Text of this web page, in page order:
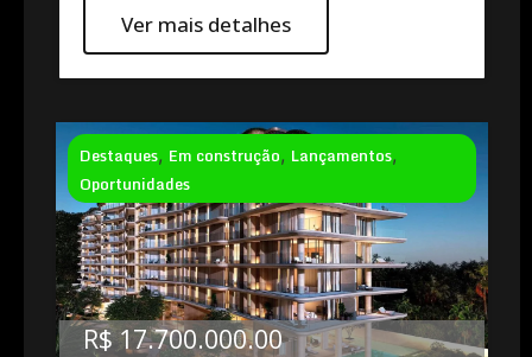
Ver mais detalhes
Destaques, Em construção, Lançamentos,
Oportunidades
R$ 17.700.000.00